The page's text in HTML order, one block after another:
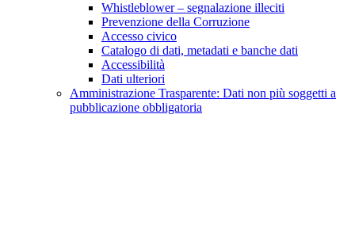
Whistleblower – segnalazione illeciti
Prevenzione della Corruzione
Accesso civico
Catalogo di dati, metadati e banche dati
Accessibilità
Dati ulteriori
Amministrazione Trasparente: Dati non più soggetti a
pubblicazione obbligatoria